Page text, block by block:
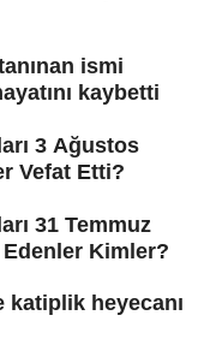
ismi
kaybetti
3 Ağustos
Vefat Etti?
31 Temmuz
Kimler?
katiplik heyecanı